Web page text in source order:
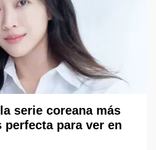
serie coreana más
perfecta para ver en